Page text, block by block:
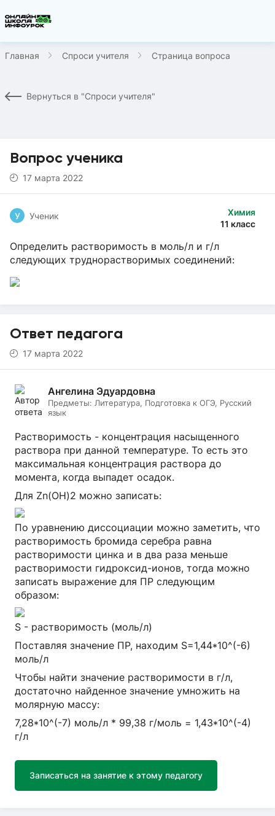
Главная Спроси учителя Страница вопроса
Вернуться в "Спроси учителя"
Вопрос ученика
17 марта 2022
Химия
11 класс
У Ученик
Определить растворимость в моль/л и г/л
следующих труднорастворимых соединений:
Ответ педагога
17 марта 2022
Ангелина Эдуардовна
Предметы: Литература, Подготовка к ОГЭ, Русский
язык
Растворимость - концентрация насыщенного
раствора при данной температуре. То есть это
максимальная концентрация раствора до
момента, когда выпадет осадок.
Для Zn(OH)2 можно записать:
По уравнению диссоциации можно заметить, что
растворимость бромида серебра равна
растворимости цинка и в два раза меньше
растворимости гидроксид-ионов, тогда можно
записать выражение для ПР следующим
образом:
S - растворимость (моль/л)
Поставляя значение ПР, находим S=1,44*10^(-6)
моль/л
Чтобы найти значение растворимости в г/л,
достаточно найденное значение умножить на
молярную массу:
7,28*10^(-7) моль/л * 99,38 г/моль = 1,43*10^(-4)
г/л
Записаться на занятие к этому педагогу